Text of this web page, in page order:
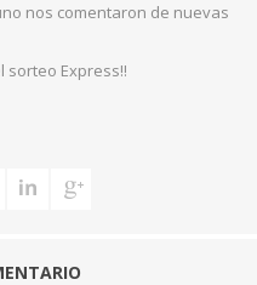
nos comentaron de nuevas
sorteo Express!!